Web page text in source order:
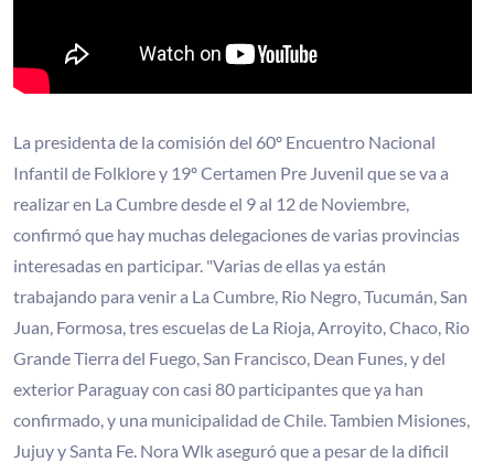
La presidenta de la comisión del 60º Encuentro Nacional
Infantil de Folklore y 19º Certamen Pre Juvenil que se va a
realizar en La Cumbre desde el 9 al 12 de Noviembre,
confirmó que hay muchas delegaciones de varias provincias
interesadas en participar. "Varias de ellas ya están
trabajando para venir a La Cumbre, Rio Negro, Tucumán, San
Juan, Formosa, tres escuelas de La Rioja, Arroyito, Chaco, Rio
Grande Tierra del Fuego, San Francisco, Dean Funes, y del
exterior Paraguay con casi 80 participantes que ya han
confirmado, y una municipalidad de Chile. Tambien Misiones,
Jujuy y Santa Fe. Nora Wlk aseguró que a pesar de la dificil